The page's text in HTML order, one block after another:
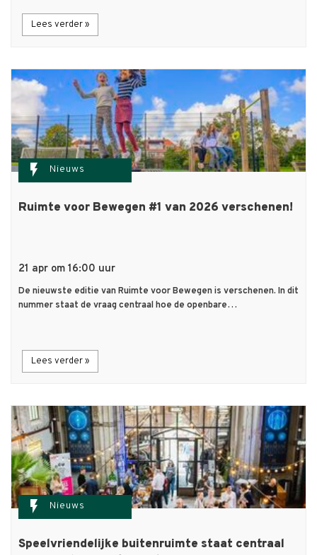
Lees verder »
flash_on Nieuws
Ruimte voor Bewegen #1 van 2026 verschenen!
21 apr om 16:00 uur
De nieuwste editie van Ruimte voor Bewegen is verschenen. In dit
nummer staat de vraag centraal hoe de openbare…
Lees verder »
flash_on Nieuws
Speelvriendelijke buitenruimte staat centraal